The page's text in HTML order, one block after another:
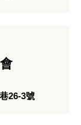
26-3號